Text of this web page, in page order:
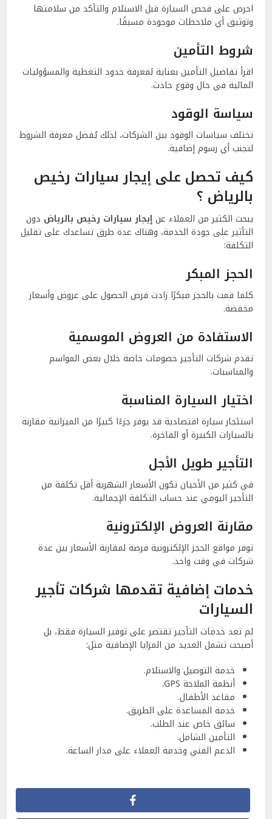
احرص على فحص السيارة قبل الاستلام والتأكد من سلامتها
وتوثيق أي ملاحظات موجودة مسبقًا.
شروط التأمين
اقرأ تفاصيل التأمين بعناية لمعرفة حدود التغطية والمسؤوليات
المالية في حال وقوع حادث.
سياسة الوقود
تختلف سياسات الوقود بين الشركات، لذلك يُفضل معرفة الشروط
لتجنب أي رسوم إضافية.
كيف تحصل على إيجار سيارات رخيص
بالرياض ؟
يبحث الكثير من العملاء عنإيجار سيارات رخيص بالرياض دون
التأثير على جودة الخدمة، وهناك عدة طرق تساعدك على تقليل
التكلفة:
الحجز المبكر
كلما قمت بالحجز مبكرًا زادت فرص الحصول على عروض وأسعار
مخفضة.
الاستفادة من العروض الموسمية
تقدم شركات التأجير خصومات خاصة خلال بعض المواسم
والمناسبات.
اختيار السيارة المناسبة
استئجار سيارة اقتصادية قد يوفر جزءًا كبيرًا من الميزانية مقارنة
بالسيارات الكبيرة أو الفاخرة.
التأجير طويل الأجل
في كثير من الأحيان تكون الأسعار الشهرية أقل تكلفة من
التأجير اليومي عند حساب التكلفة الإجمالية.
مقارنة العروض الإلكترونية
توفر مواقع الحجز الإلكترونية فرصة لمقارنة الأسعار بين عدة
شركات في وقت واحد.
خدمات إضافية تقدمها شركات تأجير
السيارات
لم تعد خدمات التأجير تقتصر على توفير السيارة فقط، بل
أصبحت تشمل العديد من المزايا الإضافية مثل:
خدمة التوصيل والاستلام.
أنظمة الملاحة GPS.
مقاعد الأطفال.
خدمة المساعدة على الطريق.
سائق خاص عند الطلب.
التأمين الشامل.
الدعم الفني وخدمة العملاء على مدار الساعة.